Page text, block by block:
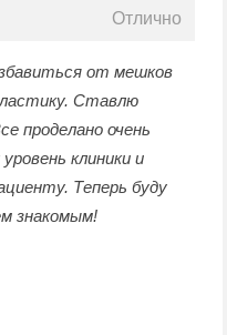
Отлично
от мешков
Ставлю
проделано очень
клиники и
Теперь буду
знакомым!